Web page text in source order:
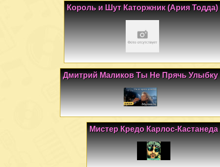
Король и Шут Каторжник (Ария Тодда)
Дмитрий Маликов Ты Не Прячь Улыбку
Мистер Кредо Карлос-Кастанеда